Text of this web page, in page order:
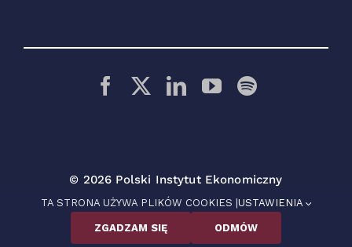
© 2026 Polski Instytut Ekonomiczny
TA STRONA UŻYWA PLIKÓW COOKIES | USTAWIENIA
ZGADZAM SIĘ ODMÓW